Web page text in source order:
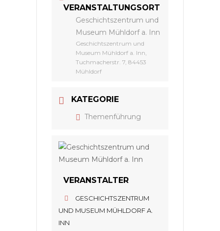
VERANSTALTUNGSORT
Geschichtszentrum und
Museum Mühldorf a. Inn
Geschichtszentrum und
Museum Mühldorf a. Inn,
Tuchmacherstr. 7, 84453
Mühldorf
KATEGORIE
Themenführung
VERANSTALTER
GESCHICHTSZENTRUM
UND MUSEUM MÜHLDORF A.
INN